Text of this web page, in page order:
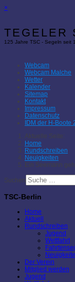
×
TEGELER
125 Jahre TSC - Segeln seit
Webcam
Webcam Malche
Wetter
Kalender
Sitemap
Kontakt
Impressum
Datenschutz
IDM der H-Boote
Aktuelle Seite:
Home
Rundschreiben
Neuigkeiten
Ein Seemann
Suchen
TSC-Berlin
Home
Aktuell
Rundschreiben
Jugend
Wettfahrt
Der Verein
Mitglied werden
Jugend